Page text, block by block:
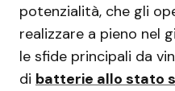
potenzialità, che gli
realizzare a pieno nel
le sfide principali da
di batterie allo stato